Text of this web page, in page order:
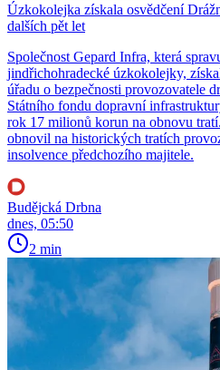
Úzkokolejka získala osvědčení
dalších pět let
Společnost Gepard Infra, která
jindřichohradecké úzkokolejky,
úřadu o bezpečnosti provozovatele
Státního fondu dopravní
rok 17 milionů korun na obnovu
obnovil na historických tratích
insolvence předchozího majitele.
Budějcká Drbna
dnes, 05:50
2 min